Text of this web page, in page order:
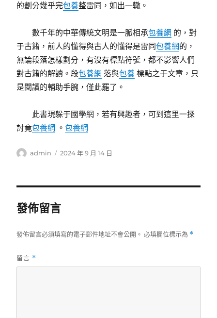
的劃分幾乎完包養整雷同，如出一轍。
數千年的中華傳統文明是一脈相承包養網 的，對
于古籍，前人的懂得與古人的懂得是雷同包養網的，
無論段落怎樣劃分，有沒有標點符號，都不影響人們
對古籍的解讀。段包養網 落與包養 標點之于文章，只
是閱讀的輔助手腕，僅此罷了。
此書現躲于國學網，若有興趣者，可到這里一探
討竟包養網 。包養網
作
admin
發
2024 年 9 月 14 日
發佈留言
發佈留言必須填寫的電子郵件地址不會公開。 必填欄位標示為 *
留言 *